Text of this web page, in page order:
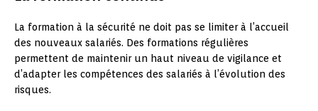
La formation à la sécurité ne doit pas se limiter à l’accueil
des nouveaux salariés. Des formations régulières
permettent de maintenir un haut niveau de vigilance et
d’adapter les compétences des salariés à l’évolution des
risques.